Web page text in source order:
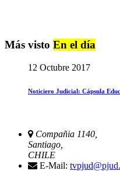
Más visto En el día
12 Octubre 2017
Noticiero Judicial: Cápsula
Compañia 1140,
Santiago,
CHILE
E-Mail: